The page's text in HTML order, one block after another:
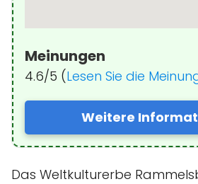
Meinungen
4.6/5 (Lesen Sie die
Weitere
Das Weltkulturerbe